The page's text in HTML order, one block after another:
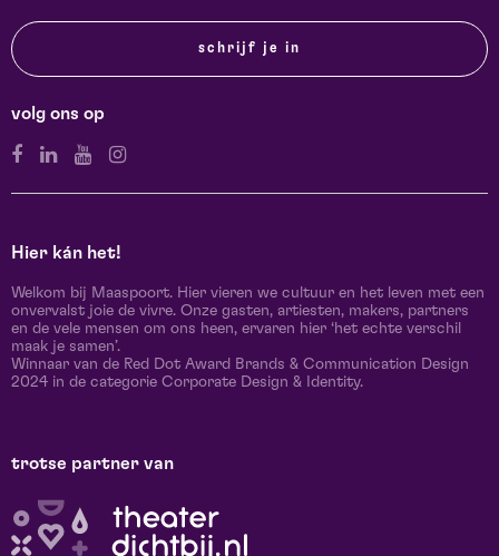
schrijf je in
volg ons op
Hier kán het!
Welkom bij Maaspoort. Hier vieren we cultuur en het leven met een
onvervalst joie de vivre. Onze gasten, artiesten, makers, partners
en de vele mensen om ons heen, ervaren hier ‘het echte verschil
maak je samen’.
Winnaar van de Red Dot Award Brands & Communication Design
2024 in de categorie Corporate Design & Identity.
trotse partner van